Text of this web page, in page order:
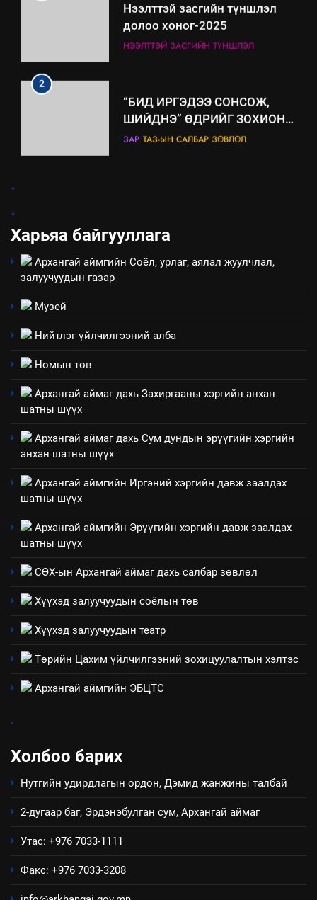
үзүүлэх буюу үзүүлж байгаа
нөлөөллийн талаарх
мэдээлэл
Нээлттэй засгийн түншлэл
долоо хоног-2025
НЭЭЛТТЭЙ ЗАСГИЙН ТҮНШЛЭЛ
2
“БИД ИРГЭДЭЭ СОНСОЖ,
ШИЙДНЭ” ӨДРИЙГ ЗОХИОН
БАЙГУУЛНА
ЗАР ТАЗ-ЫН САЛБАР ЗӨВЛӨЛ
4
ажиллагааны жилийн
5
салбар зөвлөл” аяны хүрээнд
хэмжээний төлөвлөгөө
6
аудитын дүгнэлт
7
Үйл ажиллагаандаа мөрдөж
ИЛ ТОД БАЙДАЛ
Мэдээлэл хариуцагчийн
үйлдвэрлэл, үйлчилгээ,
нөлөөллийн талаарх
.
.
Харьяа байгууллага
Архангай аймгийн Соёл, урлаг, аялал жуулчлал,
залуучуудын газар
Музей
Нийтлэг үйлчилгээний алба
Номын төв
Архангай аймаг дахь Захиргааны хэргийн анхан
шатны шүүх
Архангай аймаг дахь Сум дундын эрүүгийн хэргийн
анхан шатны шүүх
Архангай аймгийн Иргэний хэргийн давж заалдах
шатны шүүх
Архангай аймгийн Эрүүгийн хэргийн давж заалдах
шатны шүүх
СӨХ-ын Архангай аймаг дахь салбар зөвлөл
Хүүхэд залуучуудын соёлын төв
Хүүхэд залуучуудын театр
Төрийн Цахим үйлчилгээний зохицуулалтын хэлтэс
Архангай аймгийн ЭБЦТС
.
Холбоо барих
Нутгийн удирдлагын ордон, Дэмид жанжины талбай
2-дугаар баг, Эрдэнэбулган сум, Архангай аймаг
Утас: +976 7033-1111
Факс: +976 7033-3208